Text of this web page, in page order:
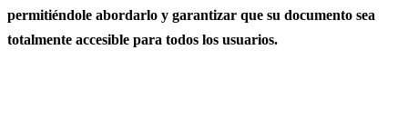
permitiéndole abordarlo y garantizar que su documento sea
totalmente accesible para todos los usuarios.